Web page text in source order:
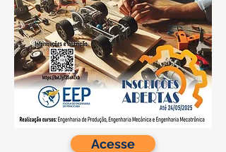
Acesse